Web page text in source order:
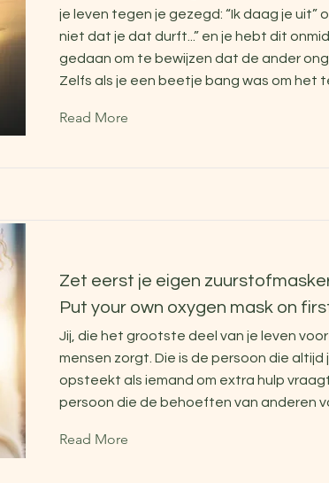
je leven tegen je gezegd: “Ik daag je uit”
niet dat je dat durft...” en je hebt dit
gedaan om te bewijzen dat de ander
Zelfs als je een beetje bang was om het
Read More
Zet eerst je eigen
Put your own oxygen mask on
Jij, die het grootste deel van je leven
mensen zorgt. Die is de persoon die altijd
opsteekt als iemand om extra hulp
persoon die de behoeften van anderen
Read More